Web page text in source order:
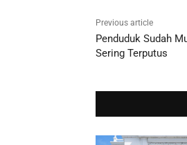
Previous article
Penduduk Sudah
Sering Terputus